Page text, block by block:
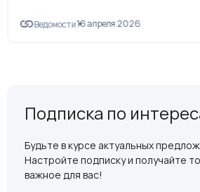
Ведомости16 апреля 2026
Подписка по
Будьте в курсе актуальных
Настройте подписку и получайте
важное для вас!